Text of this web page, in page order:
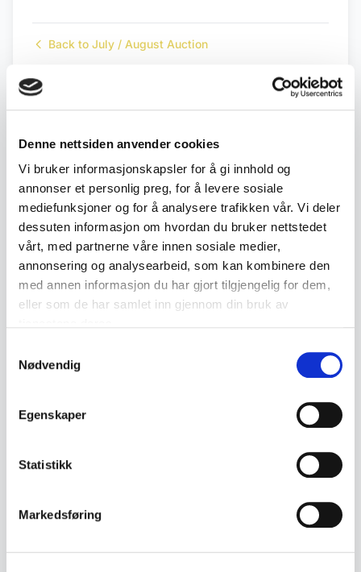
Denne nettsiden anvender cookies
Vi bruker informasjonskapsler for å gi innhold og
annonser et personlig preg, for å levere sosiale
mediefunksjoner og for å analysere trafikken vår. Vi deler
dessuten informasjon om hvordan du bruker nettstedet
vårt, med partnerne våre innen sosiale medier,
annonsering og analysearbeid, som kan kombinere den
med annen informasjon du har gjort tilgjengelig for dem,
eller som de har samlet inn gjennom din bruk av
Nødvendig
Egenskaper
Statistikk
Markedsføring
Back to July / August Auction
← Previous lot Next lot →
Description
Norwegian 17th of May and commemorative
medal from 1989, issued to mark the 175th
anniversary of the Norwegian Constitution.
• Motif depicting the Eidsvoll Building and the
• Reverse with 17th of May parade and